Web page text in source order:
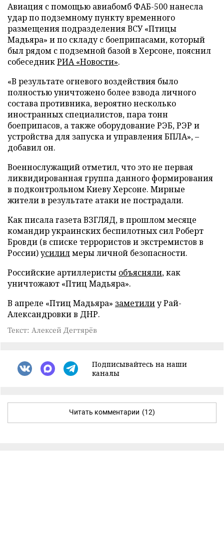
Авиация с помощью авиабомб ФАБ-500 нанесла
удар по подземному пункту временного
размещения подразделения ВСУ «Птицы
Мадьяра» и по складу с боеприпасами, который
был рядом с подземной базой в Херсоне, пояснил
собеседникРИА «Новости».
«В результате огневого воздействия было
полностью уничтожено более взвода личного
состава противника, вероятно несколько
иностранных специалистов, пара тонн
боеприпасов, а также оборудование РЭБ, РЭР и
устройства для запуска и управления БПЛА», –
добавил он.
Военнослужащий отметил, что это не первая
ликвидированная группа данного формирования
в подконтрольном Киеву Херсоне. Мирные
жители в результате атаки не пострадали.
Как писала газета ВЗГЛЯД, в прошлом месяце
командир украинских беспилотных сил Роберт
Бровди (в списке террористов и экстремистов в
России)усилилмеры личной безопасности.
Российские артиллеристы объясняли, как
уничтожают «Птиц Мадьяра».
В апреле «Птиц Мадьяра» заметилиу Рай-
Александровки в ДНР.
Текст: Алексей Дегтярёв
Подписывайтесь на наши
каналы
Читать комментарии (12)